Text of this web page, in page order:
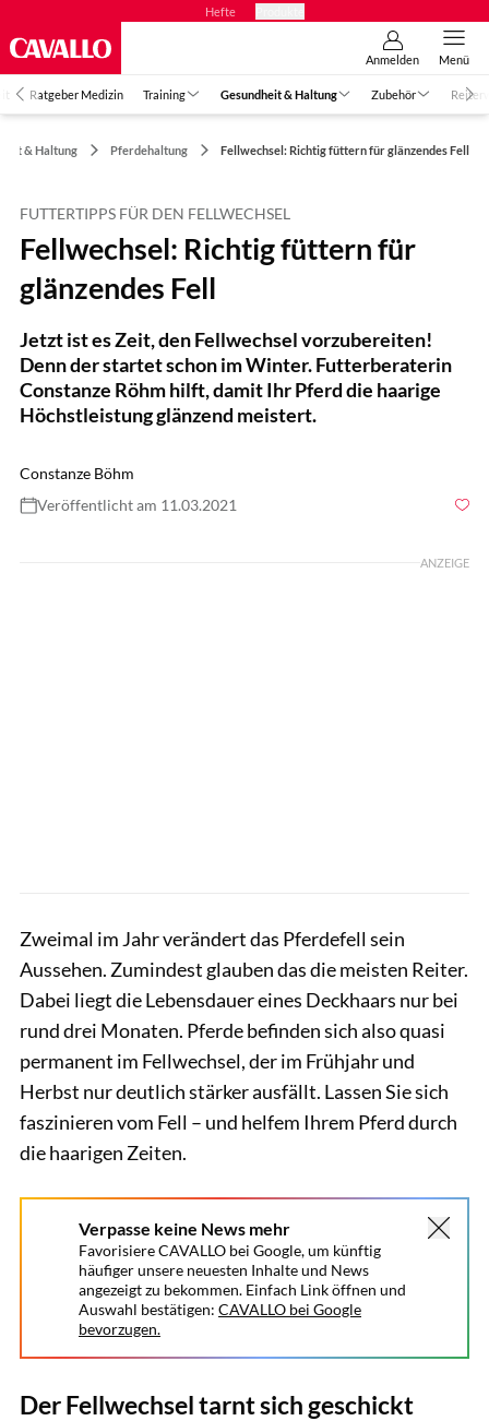
Hefte
Anmelden Menü
Ratgeber Medizin Training Gesundheit & Haltung Zubehör
& Haltung Pferdehaltung Fellwechsel: Richtig füttern für glänzendes Fell
FUTTERTIPPS FÜR DEN FELLWECHSEL
Fellwechsel: Richtig füttern für
glänzendes Fell
Jetzt ist es Zeit, den Fellwechsel vorzubereiten!
Denn der startet schon im Winter. Futterberaterin
Constanze Röhm hilft, damit Ihr Pferd die haarige
Höchstleistung glänzend meistert.
Constanze Böhm
Veröffentlicht am 11.03.2021
ANZEIGE
Zweimal im Jahr verändert das Pferdefell sein
Aussehen. Zumindest glauben das die meisten Reiter.
Dabei liegt die Lebensdauer eines Deckhaars nur bei
rund drei Monaten. Pferde befinden sich also quasi
permanent im Fellwechsel, der im Frühjahr und
Herbst nur deutlich stärker ausfällt. Lassen Sie sich
faszinieren vom Fell – und helfem Ihrem Pferd durch
die haarigen Zeiten.
Verpasse keine News mehr
Favorisiere CAVALLO bei Google, um künftig
häufiger unsere neuesten Inhalte und News
angezeigt zu bekommen. Einfach Link öffnen und
Auswahl bestätigen: CAVALLO bei Google
bevorzugen.
Der Fellwechsel tarnt sich geschickt